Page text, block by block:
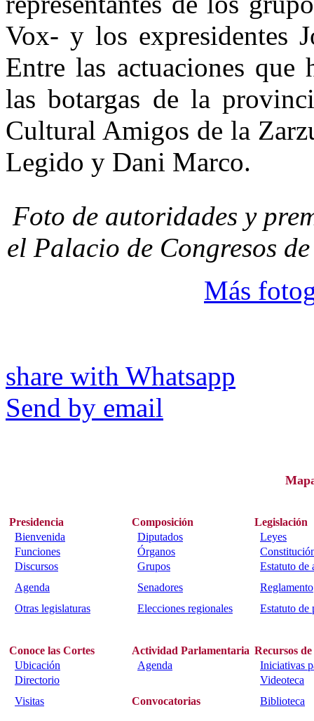
Vox- y los expresidentes
Entre las actuaciones
las botargas de la
Cultural Amigos de la
Legido y Dani Marco.
Foto de autoridades y
el Palacio de Congresos
Más
share with Whatsapp
Send by email
Presidencia Composición
Legislación
Bienvenida
Diputados
Leyes
Funciones
Órganos
Discursos
Grupos
Estatuto de
Agenda
Senadores
Reglamento
Otras legislaturas
Elecciones regionales Estatuto de
Conoce las Cortes Actividad Parlamentaria Recursos
Ubicación
Agenda
Iniciativas
Directorio
Videoteca
Visitas
Convocatorias Biblioteca